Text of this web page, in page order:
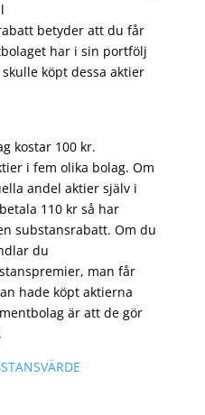
betyder att du får
har i sin portfölj
köpt dessa aktier
kostar 100 kr.
i fem olika bolag. Om
andel aktier själv i
110 kr så har
substansrabatt. Om du
du
man får
hade köpt aktierna
är att de gör